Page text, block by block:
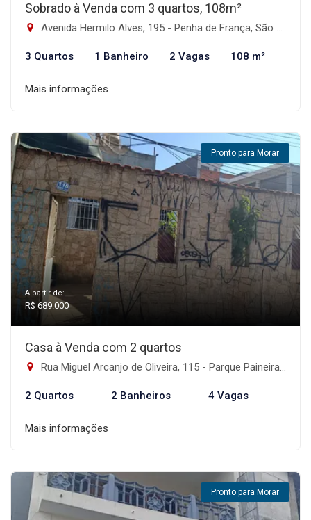
Sobrado à Venda com 3 quartos, 108m²
Avenida Hermilo Alves, 195 - Penha de França, São Paulo-SP
3 Quartos 1 Banheiro 2 Vagas 108 m²
Mais informações
Pronto para Morar
A partir de:
R$ 689.000
Casa à Venda com 2 quartos
Rua Miguel Arcanjo de Oliveira, 115 - Parque Paineiras, São Paulo-SP
2 Quartos 2 Banheiros 4 Vagas
Mais informações
Pronto para Morar